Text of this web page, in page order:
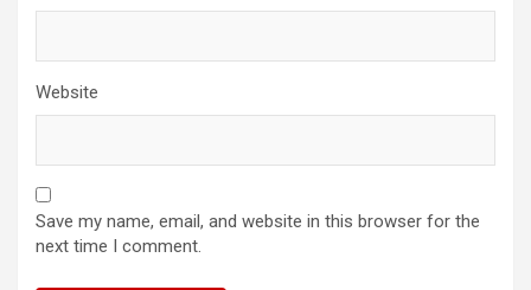
Website
Save my name, email, and website in this browser for the
next time I comment.